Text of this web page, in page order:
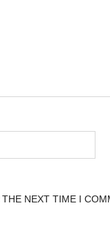
NEXT TIME I